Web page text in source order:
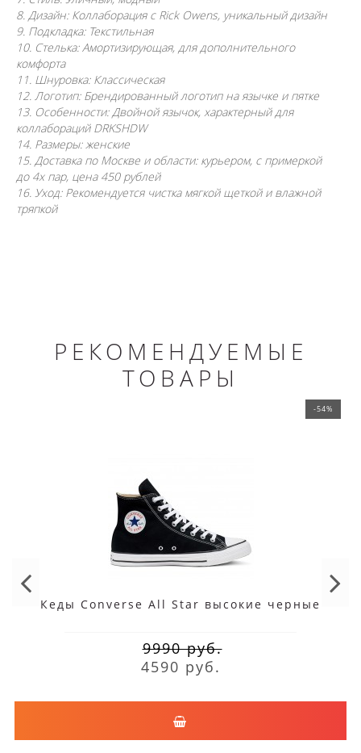
8. Дизайн: Коллаборация с Rick Owens, уникальный дизайн
9. Подкладка: Текстильная
10. Стелька: Амортизирующая, для дополнительного
комфорта
11. Шнуровка: Классическая
12. Логотип: Брендированный логотип на язычке и пятке
13. Особенности: Двойной язычок, характерный для
коллабораций DRKSHDW
14. Размеры: женские
15. Доставка по Москве и области: курьером, с примеркой
до 4х пар, цена 450 рублей
16. Уход: Рекомендуется чистка мягкой щеткой и влажной
тряпкой
РЕКОМЕНДУЕМЫЕ
ТОВАРЫ
-54%
Кеды Converse All Star высокие черные
9990 руб.
4590 руб.